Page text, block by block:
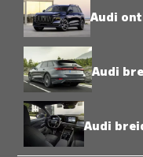
Audi
Audi
Audi